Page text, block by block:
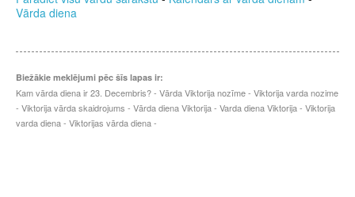
Vārda diena
Biežākie meklējumi pēc šīs lapas ir:
Kam vārda diena ir 23. Decembris? - Vārda Viktorija nozīme - Viktorija varda nozime
- Viktorija vārda skaidrojums - Vārda diena Viktorija - Varda diena Viktorija - Viktorija
varda diena - Viktorijas vārda diena -